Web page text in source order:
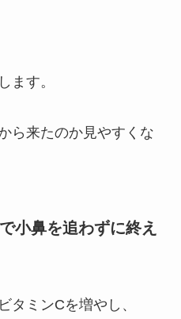
ます。
ら来たのか見やすくな
小鼻を追わずに終え
タミンCを増やし、